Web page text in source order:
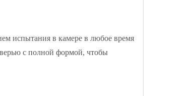
испытания в камере в любое время
с полной формой, чтобы